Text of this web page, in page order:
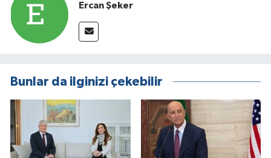
Ercan Şeker
Bunlar da ilginizi çekebilir